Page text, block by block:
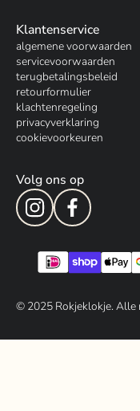
Klantenservice
algemene voorwaarden
servicevoorwaarden
terugbetalingsbeleid
retourformulier
klachtenregeling
privacyverklaring
cookievoorkeuren
Volg ons op
© 2025Rokjeklokje. Alle